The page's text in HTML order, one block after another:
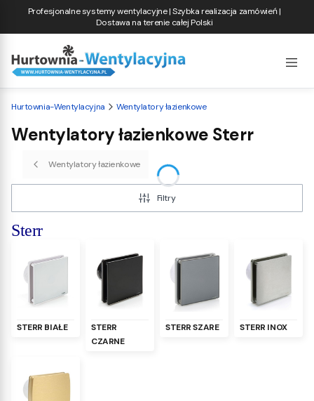
Profesjonalne systemy wentylacyjne | Szybka realizacja zamówień |
Dostawa na terenie całej Polski
Hurtownia-Wentylacyjna Wentylatory łazienkowe
Wentylatory łazienkowe Sterr
Wentylatory łazienkowe
Filtry
Sterr
STERR BIAŁE
STERR
CZARNE
STERR SZARE STERR INOX